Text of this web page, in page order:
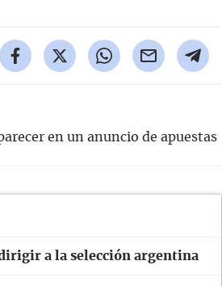
en un anuncio de apuestas
a la selección argentina